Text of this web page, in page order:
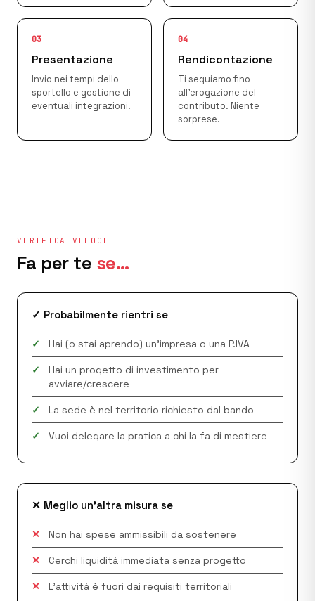
03
Presentazione
Invio nei tempi dello
sportello e gestione di
eventuali integrazioni.
04
Rendicontazione
Ti seguiamo fino
all'erogazione del
contributo. Niente
sorprese.
VERIFICA VELOCE
Fa per te se…
✓ Probabilmente rientri se
✓ Hai (o stai aprendo) un'impresa o una P.IVA
✓
Hai un progetto di investimento per
avviare/crescere
✓ La sede è nel territorio richiesto dal bando
✓ Vuoi delegare la pratica a chi la fa di mestiere
✕ Meglio un'altra misura se
✕ Non hai spese ammissibili da sostenere
✕ Cerchi liquidità immediata senza progetto
✕ L'attività è fuori dai requisiti territoriali